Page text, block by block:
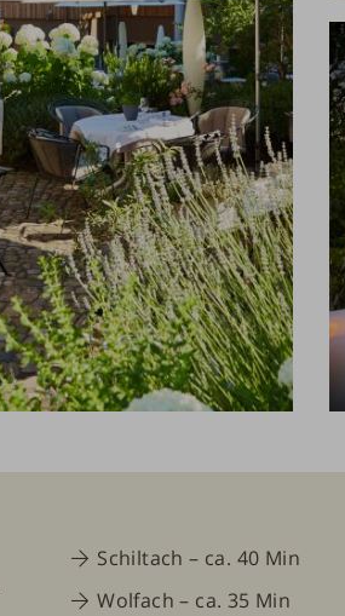
Schiltach – ca. 40 Min
Wolfach – ca. 35 Min